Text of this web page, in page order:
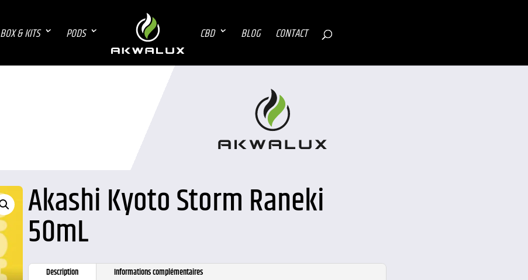
BOX & KITS PODS CBD BLOG CONTACT
Akashi Kyoto Storm Raneki
50mL
Description Informations complémentaires